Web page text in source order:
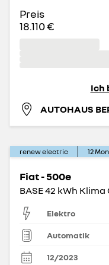
Preis
18.110 €
Ich
AUTOHAUS
renew electric 12
Fiat - 500e
BASE 42 kWh
Elektro
Automatik
12/2023